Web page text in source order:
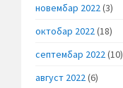
новембар 2022(3)
октобар 2022(18)
септембар 2022(10)
август 2022(6)